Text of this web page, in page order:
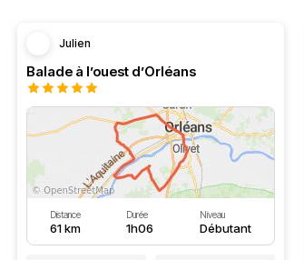
Julien
Balade à l’ouest d’Orléans
Distance
61 km
Durée
1h06
Niveau
Débutant